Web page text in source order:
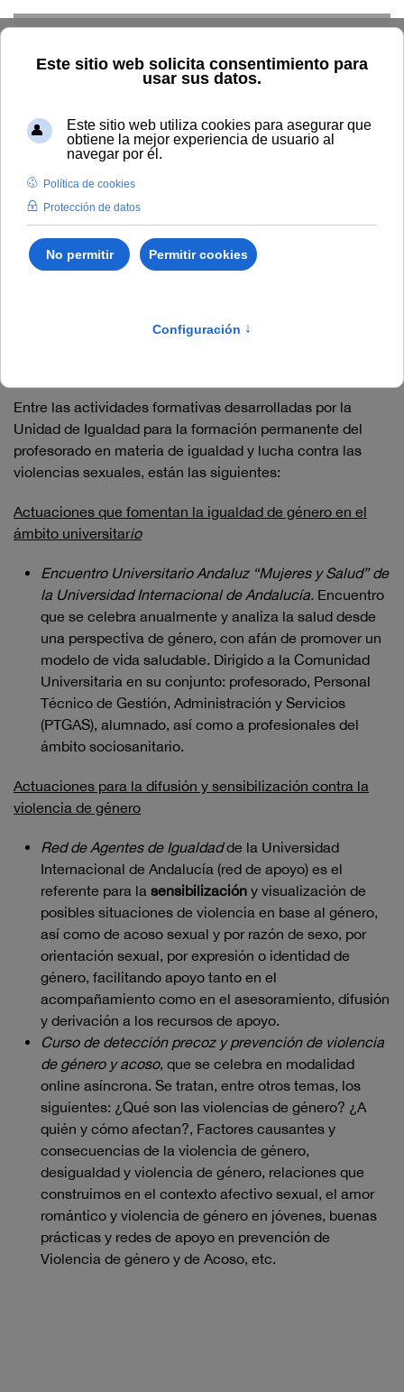
Home La UNIA Igualdad formacion igualdad
Actividades formativas
desarrolladas por la
Unidad de Igualdad
Actuaciones dirigidas al profesorado
Entre las actividades formativas desarrolladas por la
Unidad de Igualdad para la formación permanente del
profesorado en materia de igualdad y lucha contra las
violencias sexuales, están las siguientes:
Actuaciones que fomentan la igualdad de género en el
ámbito universitario
Encuentro Universitario Andaluz “Mujeres y Salud” de
la Universidad Internacional de Andalucía. Encuentro
que se celebra anualmente y analiza la salud desde
una perspectiva de género, con afán de promover un
modelo de vida saludable. Dirigido a la Comunidad
Universitaria en su conjunto: profesorado, Personal
Técnico de Gestión, Administración y Servicios
(PTGAS), alumnado, así como a profesionales del
ámbito sociosanitario.
Actuaciones para la difusión y sensibilización contra la
violencia de género
Red de Agentes de Igualdadde la Universidad
Internacional de Andalucía (red de apoyo) es el
referente para la sensibilización y visualización de
posibles situaciones de violencia en base al género,
así como de acoso sexual y por razón de sexo, por
orientación sexual, por expresión o identidad de
género, facilitando apoyo tanto en el
acompañamiento como en el asesoramiento, difusión
y derivación a los recursos de apoyo.
Curso de detección precoz y prevención de violencia
de género y acoso, que se celebra en modalidad
online asíncrona. Se tratan, entre otros temas, los
siguientes: ¿Qué son las violencias de género? ¿A
quién y cómo afectan?, Factores causantes y
consecuencias de la violencia de género,
desigualdad y violencia de género, relaciones que
construimos en el contexto afectivo sexual, el amor
romántico y violencia de género en jóvenes, buenas
prácticas y redes de apoyo en prevención de
Violencia de género y de Acoso, etc.